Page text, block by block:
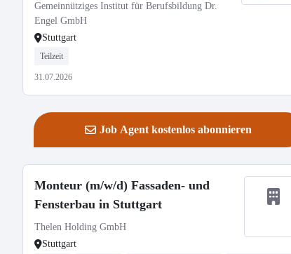
Gemeinnütziges Institut für Berufsbildung Dr.
Engel GmbH
Stuttgart
Teilzeit
31.07.2026
Job Agent kostenlos abonnieren
Monteur (m/w/d) Fassaden- und
Fensterbau in Stuttgart
Thelen Holding GmbH
Stuttgart